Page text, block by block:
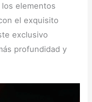
elementos
el exquisito
exclusivo
profundidad y